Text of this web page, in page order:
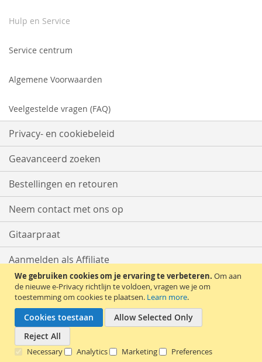
We gebruiken cookies om je ervaring te verbeteren. Om aan
de nieuwe e-Privacy richtlijn te voldoen, vragen we je om
toestemming om cookies te plaatsen. Learn more.
Cookies toestaan
Allow Selected Only
Reject All
Necessary Analytics Marketing Preferences
Hulp en Service
Service centrum
Algemene Voorwaarden
Veelgestelde vragen (FAQ)
Privacy- en cookiebeleid
Geavanceerd zoeken
Bestellingen en retouren
Neem contact met ons op
Gitaarpraat
Aanmelden als Affiliate
Start met Verkopen